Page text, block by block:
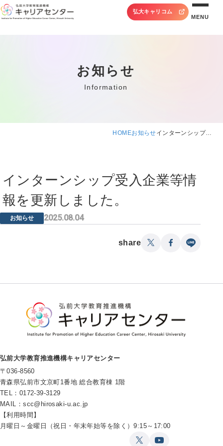
弘大キャリコム
MENU
お知らせ
Information
HOMEお知らせインターンシップ…
インターンシップ受入企業等情
報を更新しました。
お知らせ 2025.08.04
share
弘前大学教育推進機構キャリアセンター
〒036-8560
青森県弘前市文京町1番地 総合教育棟 1階
TEL：0172-39-3129
MAIL：scc@hirosaki-u.ac.jp
【利用時間】
月曜日～金曜日（祝日・年末年始等を除く）9:15～17:00